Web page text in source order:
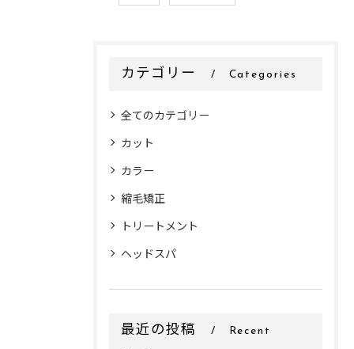
カテゴリー Categories
全てのカテゴリー
カット
カラー
縮毛矯正
トリートメント
ヘッドスパ
最近の投稿 Recent